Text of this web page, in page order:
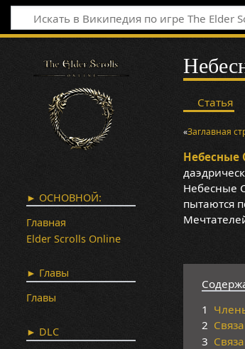
Статья
«Заглавная
Небесные
Небесные
пытаются
1
2
3
► ОСНОВНОЙ:
Главная
Elder Scrolls Online
► Главы
Главы
► DLC